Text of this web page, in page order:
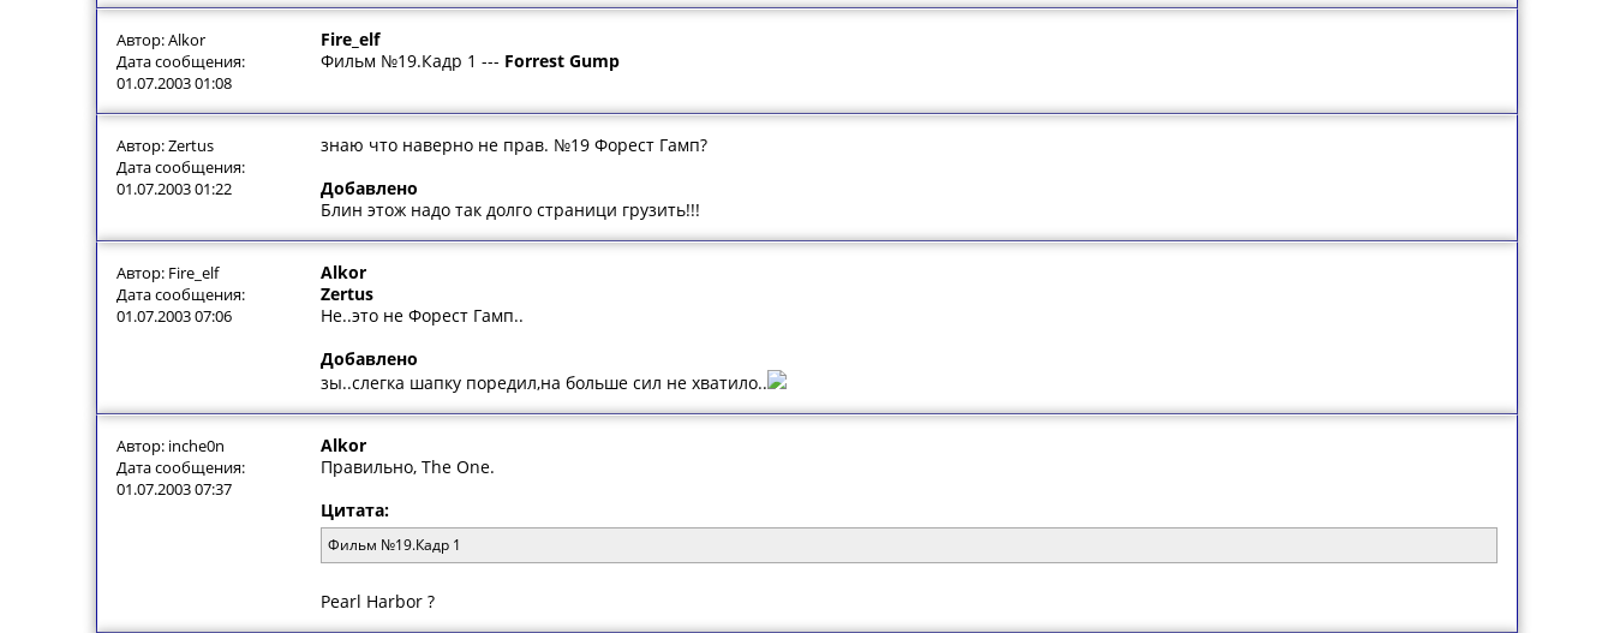
Автор: Alkor
Дата сообщения:
01.07.2003 01:08
Fire_elf
Фильм №19.Кадр 1 --- Forrest Gump
Автор: Zertus
Дата сообщения:
01.07.2003 01:22
знаю что наверно не прав. №19 Форест Гамп?
Добавлено
Блин этож надо так долго страници грузить!!!
Автор: Fire_elf
Дата сообщения:
01.07.2003 07:06
Alkor
Zertus
Не..это не Форест Гамп..
Добавлено
зы..слегка шапку поредил,на больше сил не хватило..
Автор: inche0n
Дата сообщения:
01.07.2003 07:37
Alkor
Правильно, The One.
Цитата:
Фильм №19.Кадр 1
Pearl Harbor ?